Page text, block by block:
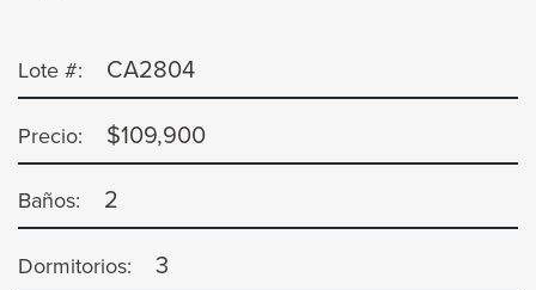
Lote #: CA2804
Precio: $109,900
Baños: 2
Dormitorios: 3